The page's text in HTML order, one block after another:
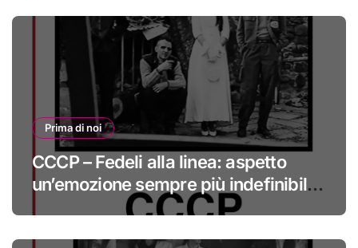
Prima di noi
CCCP – Fedeli alla linea: aspetto
un’emozione sempre più indefinibile
#primadinoi